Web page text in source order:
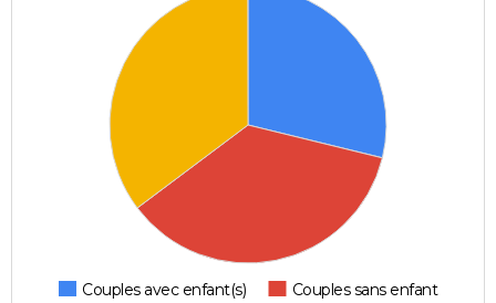
Couples avec enfant(s)
Couples sans enfant